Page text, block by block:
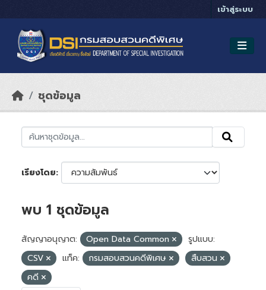
เข้าสู่ระบบ
ชุดข้อมูล
เรียงโดย
พบ 1 ชุดข้อมูล
สัญญาอนุญาต: Open Data Common
รูปแบบ:
CSV
แท็ค: กรมสอบสวนคดีพิเศษ
สืบสวน
คดี